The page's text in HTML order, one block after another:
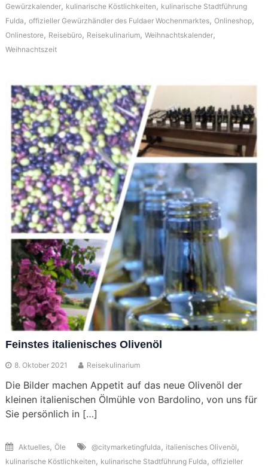
Gewürzkalender, kulinarische Köstlichkeiten , kulinarische Stadtführung
Fulda , offizieller Gewürzhändler des Fuldaer Wochenmarktes, Onlineshop,
Onlinestore, Reisebüro, Reisekulinarium, Weihnachtskalender,
Weihnachtszeit
Feinstes italienisches Olivenöl
8. Oktober 2021 Reisekulinarium
Die Bilder machen Appetit auf das neue Olivenöl der
kleinen italienischen Ölmühle von Bardolino, von uns für
Sie persönlich in […]
Aktuelles, Öle @citymarketingfulda , italienisches Olivenöl ,
kulinarische Köstlichkeiten , kulinarische Stadtführung Fulda , offizieller